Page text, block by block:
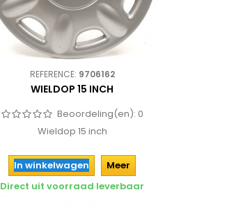
REFERENCE: 9706162
WIELDOP 15 INCH
Beoordeling(en): 0
Wieldop 15 inch
In winkelwagen
Meer
Direct uit voorraad leverbaar